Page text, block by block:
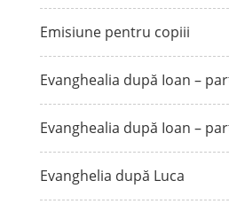
Emisiune pentru copiii
Evanghealia după Ioan –
Evanghealia după Ioan –
Evanghelia după Luca